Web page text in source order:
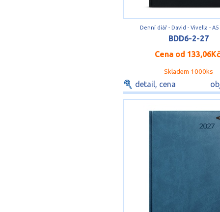
Denní diář - David - Vivella - A5
BDD6-2-27
Cena od 133,06Kč
Skladem 1000ks
detail, cena